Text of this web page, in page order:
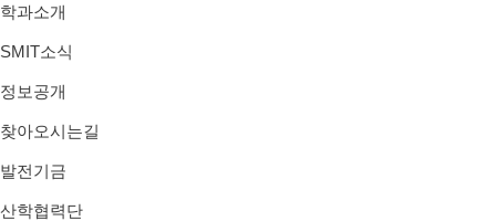
학과소개
SMIT소식
정보공개
찾아오시는길
발전기금
산학협력단